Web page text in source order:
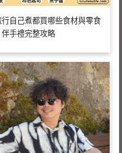
自己煮都買哪些食材與零食
手禮完整攻略